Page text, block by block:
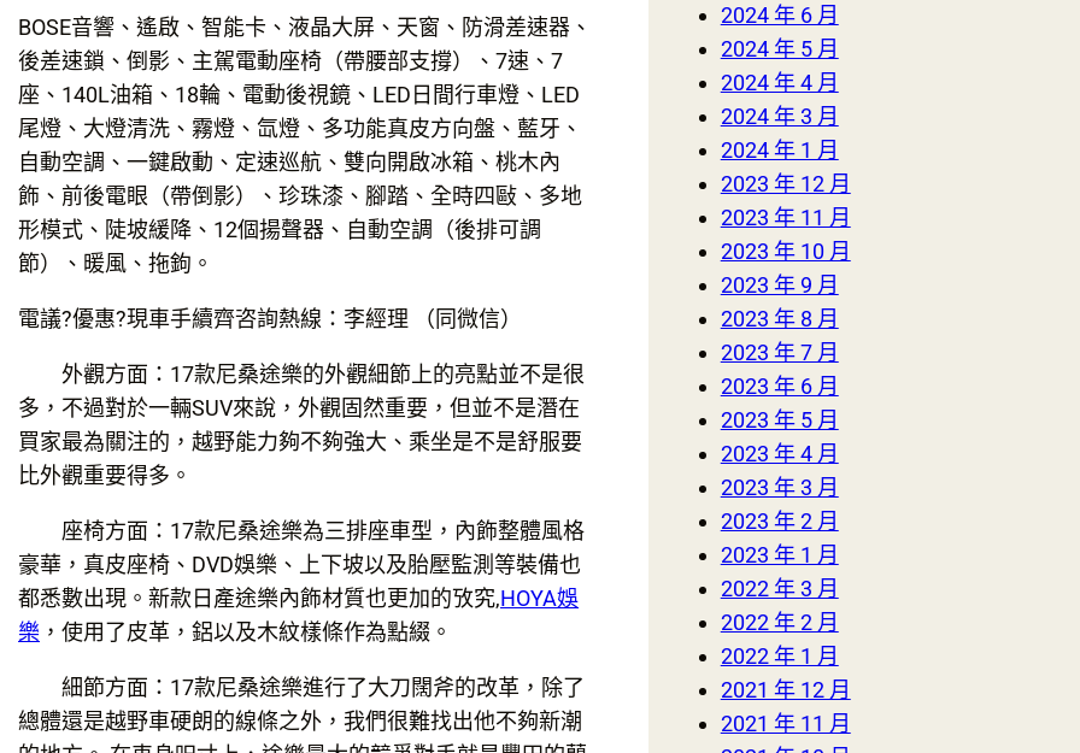
BOSE音響、遙啟、智能卡、液晶大屏、天窗、防滑差速器、
後差速鎖、倒影、主駕電動座椅（帶腰部支撐）、7速、7
座、140L油箱、18輪、電動後視鏡、LED日間行車燈、LED
尾燈、大燈清洗、霧燈、氙燈、多功能真皮方向盤、藍牙、
自動空調、一鍵啟動、定速巡航、雙向開啟冰箱、桃木內
飾、前後電眼（帶倒影）、珍珠漆、腳踏、全時四敺、多地
形模式、陡坡緩降、12個揚聲器、自動空調（後排可調
節）、暖風、拖鉤。
電議?優惠?現車手續齊咨詢熱線：李經理 （同微信）
外觀方面：17款尼桑途樂的外觀細節上的亮點並不是很
多，不過對於一輛SUV來說，外觀固然重要，但並不是潛在
買家最為關注的，越野能力夠不夠強大、乘坐是不是舒服要
比外觀重要得多。
座椅方面：17款尼桑途樂為三排座車型，內飾整體風格
豪華，真皮座椅、DVD娛樂、上下坡以及胎壓監測等裝備也
都悉數出現。新款日產途樂內飾材質也更加的攷究,HOYA娛
樂 ，使用了皮革，鋁以及木紋樣條作為點綴。
細節方面：17款尼桑途樂進行了大刀闊斧的改革，除了
總體還是越野車硬朗的線條之外，我們很難找出他不夠新潮
2024 年 6 月
2024 年 5 月
2024 年 4 月
2024 年 3 月
2024 年 1 月
2023 年 12 月
2023 年 11 月
2023 年 10 月
2023 年 9 月
2023 年 8 月
2023 年 7 月
2023 年 6 月
2023 年 5 月
2023 年 4 月
2023 年 3 月
2023 年 2 月
2023 年 1 月
2022 年 3 月
2022 年 2 月
2022 年 1 月
2021 年 12 月
2021 年 11 月